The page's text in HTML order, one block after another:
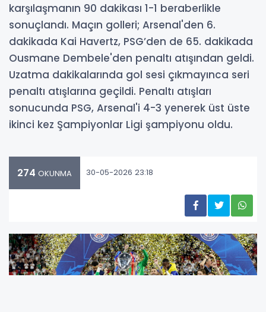
karşılaşmanın 90 dakikası 1-1 beraberlikle
sonuçlandı. Maçın golleri; Arsenal'den 6.
dakikada Kai Havertz, PSG’den de 65. dakikada
Ousmane Dembele'den penaltı atışından geldi.
Uzatma dakikalarında gol sesi çıkmayınca seri
penaltı atışlarına geçildi. Penaltı atışları
sonucunda PSG, Arsenal'i 4-3 yenerek üst üste
ikinci kez Şampiyonlar Ligi şampiyonu oldu.
274 OKUNMA 30-05-2026 23:18